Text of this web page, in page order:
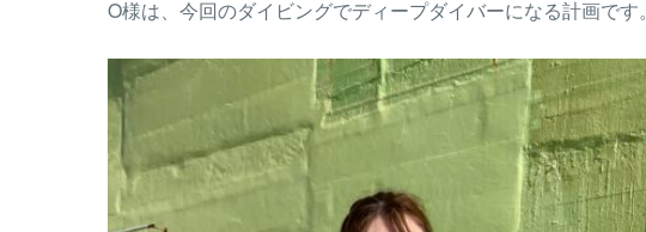
O様は、今回のダイビングでディープダイバーになる計画です。